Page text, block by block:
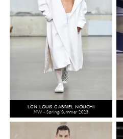
LGN LOUIS GABRIEL NOUCHI
MW - Spring/Summer 2023